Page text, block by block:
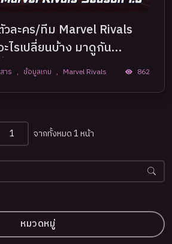
ละคร/ทีม Marvel Rivals
ไรเปลี่ยนบ้าง มาดูกัน
งไม่รู้)
าร , ข้อมูลเกม , Marvel Rivals 862
จากทั้งหมด 1 หน้า
หมวดหมู่